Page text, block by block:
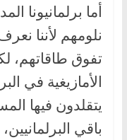
أما برلمانيونا
نلومهم لأننا
تفوق طاقاتهم،
الأمازيغية في
يتقلدون فيها
باقي